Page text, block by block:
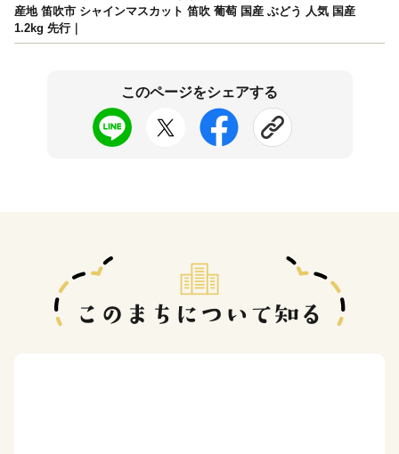
産地 笛吹市 シャインマスカット 笛吹 葡萄 国産 ぶどう 人気 国産
1.2kg 先行｜
このページをシェアする